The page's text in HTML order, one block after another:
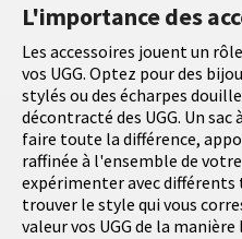
L'importance des
Les accessoires jouent un
vos UGG. Optez pour des
stylés ou des écharpes
décontracté des UGG. Un
faire toute la différence,
raffinée à l'ensemble de
expérimenter avec différents
trouver le style qui vous
valeur vos UGG de la